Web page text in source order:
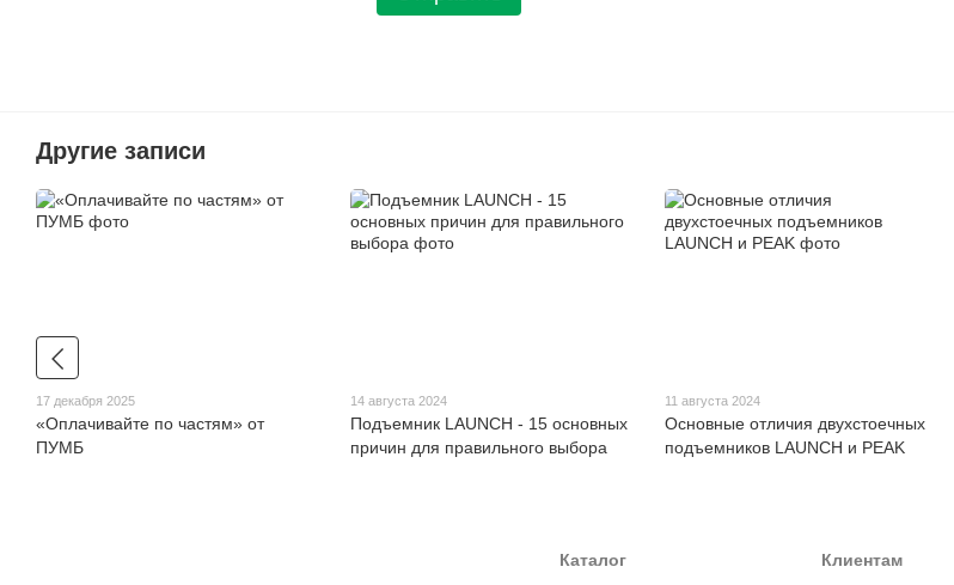
Другие записи
17 декабря 2025
«Оплачивайте по частям» от
ПУМБ
14 августа 2024
Подъемник LAUNCH - 15 основных
причин для правильного выбора
11 августа 2024
Основные отличия двухстоечных
подъемников LAUNCH и PEAK
Каталог Клиентам